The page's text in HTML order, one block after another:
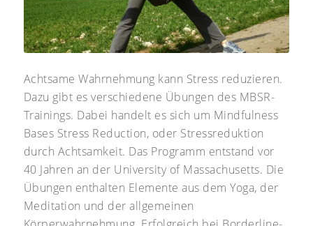
Achtsame Wahrnehmung kann Stress reduzieren.
Dazu gibt es verschiedene Übungen des MBSR-
Trainings. Dabei handelt es sich um Mindfulness
Bases Stress Reduction, oder Stressreduktion
durch Achtsamkeit. Das Programm entstand vor
40 Jahren an der University of Massachusetts. Die
Übungen enthalten Elemente aus dem Yoga, der
Meditation und der allgemeinen